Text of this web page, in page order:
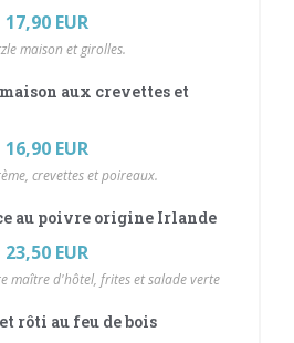
17,90 EUR
maison et girolles.
aux crevettes et
16,90 EUR
crevettes et poireaux.
au poivre origine Irlande
23,50 EUR
maître d'hôtel, frites et salade verte
rôti au feu de bois